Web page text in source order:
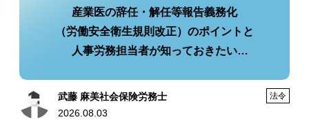
産業医の辞任・解任等報告義務化
（労働安全衛生規則改正）のポイントと
人事労務担当者が知っておきたい
武藤 麻美社会保険労務士
2026.08.03
法令